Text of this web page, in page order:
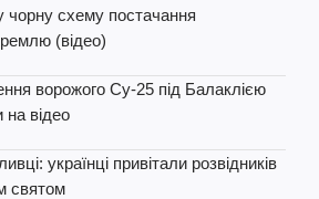
схему постачання
(відео)
ворожого Су-25 під Балаклією
на відео
українці привітали розвідників
святом